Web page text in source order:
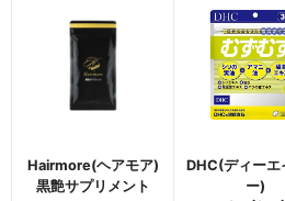
Hairmore(ヘアモア)
黒艶サプリメント
DHC(ディーエ
ー)